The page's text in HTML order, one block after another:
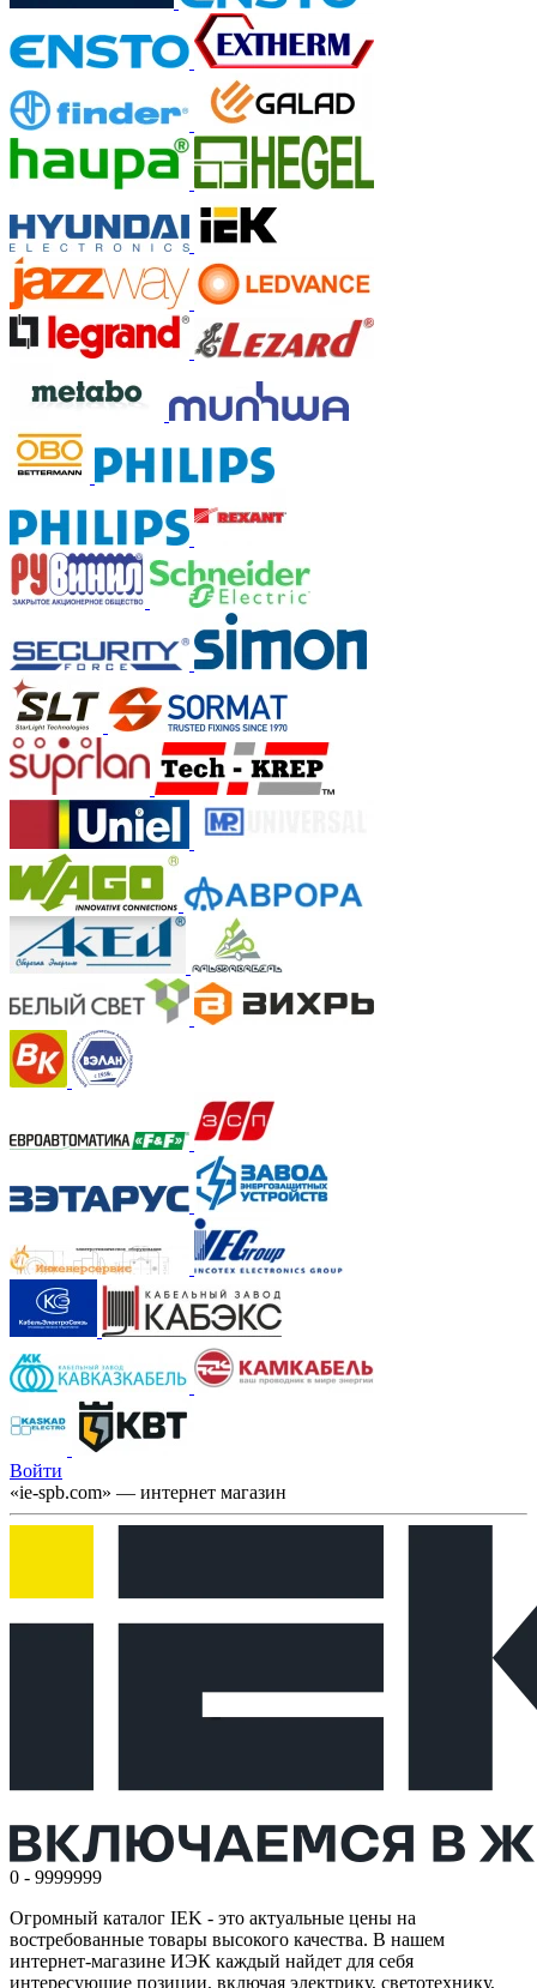
Войти
«ie-spb.com» — интернет магазин
0 - 9999999
Огромный каталог IEK - это актуальные цены на
востребованные товары высокого качества. В нашем
интернет-магазине ИЭК каждый найдет для себя
интересующие позиции, включая электрику, светотехнику,